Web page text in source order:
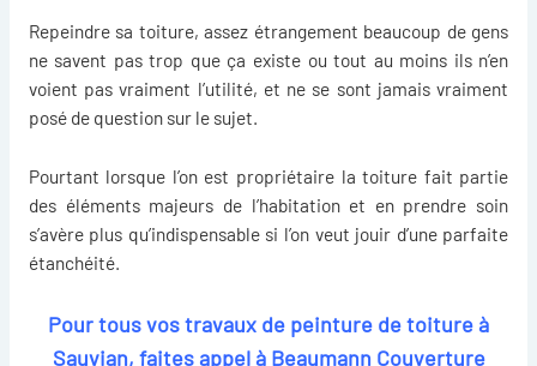
Repeindre sa toiture, assez étrangement beaucoup de gens
ne savent pas trop que ça existe ou tout au moins ils n’en
voient pas vraiment l’utilité, et ne se sont jamais vraiment
posé de question sur le sujet.
Pourtant lorsque l’on est propriétaire la toiture fait partie
des éléments majeurs de l’habitation et en prendre soin
s’avère plus qu’indispensable si l’on veut jouir d’une parfaite
étanchéité.
Pour tous vos travaux de peinture de toiture à
Sauvian, faites appel à Beaumann Couverture